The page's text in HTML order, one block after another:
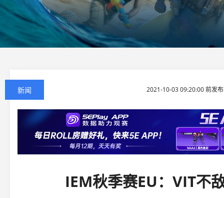
新闻 2021-10-03 09:20:00 前发
IEM秋季赛EU：VIT不